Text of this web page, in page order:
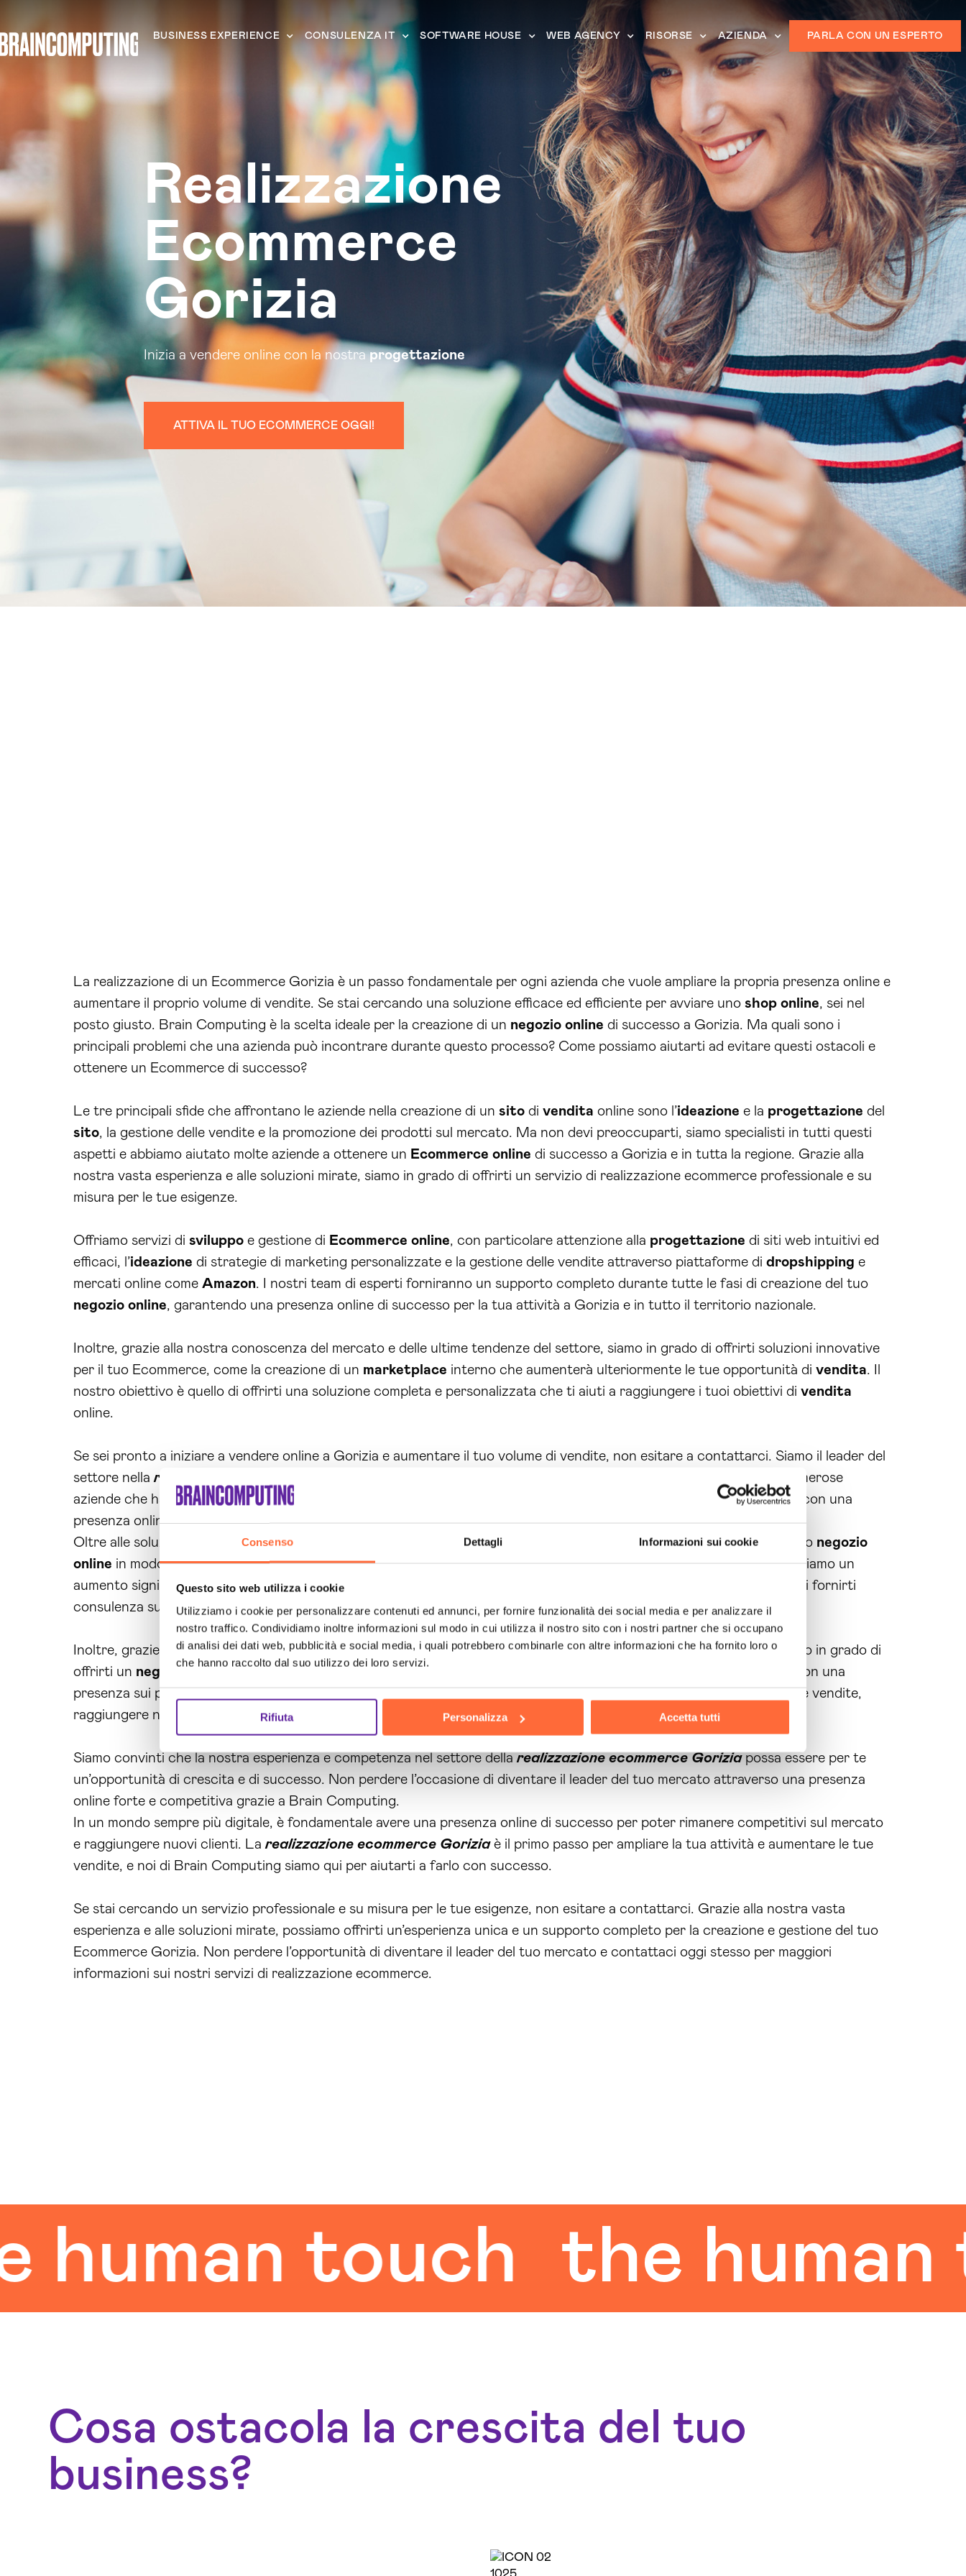
Consenso Dettagli Informazioni sui cookie
Questo sito web utilizza i cookie
Utilizziamo i cookie per personalizzare contenuti ed annunci, per fornire funzionalità dei social media e per analizzare il
nostro traffico. Condividiamo inoltre informazioni sul modo in cui utilizza il nostro sito con i nostri partner che si occupano
di analisi dei dati web, pubblicità e social media, i quali potrebbero combinarle con altre informazioni che ha fornito loro o
che hanno raccolto dal suo utilizzo dei loro servizi.
Rifiuta Personalizza Accetta tutti
BUSINESS EXPERIENCE CONSULENZA IT SOFTWARE HOUSE WEB AGENCY RISORSE AZIENDA PARLA CON UN ESPERTO
Realizzazione
Ecommerce
Gorizia
Inizia a vendere online con la nostraprogettazione
ATTIVA IL TUO ECOMMERCE OGGI!
La realizzazione di un Ecommerce Gorizia è un passo fondamentale per ogni azienda che vuole ampliare la propria presenza online e
aumentare il proprio volume di vendite. Se stai cercando una soluzione efficace ed efficiente per avviare uno shop online, sei nel
posto giusto. Brain Computing è la scelta ideale per la creazione di un negozio online di successo a Gorizia. Ma quali sono i
principali problemi che una azienda può incontrare durante questo processo? Come possiamo aiutarti ad evitare questi ostacoli e
ottenere un Ecommerce di successo?
Le tre principali sfide che affrontano le aziende nella creazione di un sito di vendita online sono l’ideazione e la progettazione del
sito, la gestione delle vendite e la promozione dei prodotti sul mercato. Ma non devi preoccuparti, siamo specialisti in tutti questi
aspetti e abbiamo aiutato molte aziende a ottenere un Ecommerce online di successo a Gorizia e in tutta la regione. Grazie alla
nostra vasta esperienza e alle soluzioni mirate, siamo in grado di offrirti un servizio di realizzazione ecommerce professionale e su
misura per le tue esigenze.
Offriamo servizi di sviluppo e gestione di Ecommerce online, con particolare attenzione alla progettazione di siti web intuitivi ed
efficaci, l’ideazione di strategie di marketing personalizzate e la gestione delle vendite attraverso piattaforme di dropshipping e
mercati online come Amazon. I nostri team di esperti forniranno un supporto completo durante tutte le fasi di creazione del tuo
negozio online, garantendo una presenza online di successo per la tua attività a Gorizia e in tutto il territorio nazionale.
Inoltre, grazie alla nostra conoscenza del mercato e delle ultime tendenze del settore, siamo in grado di offrirti soluzioni innovative
per il tuo Ecommerce, come la creazione di un marketplace interno che aumenterà ulteriormente le tue opportunità di vendita. Il
nostro obiettivo è quello di offrirti una soluzione completa e personalizzata che ti aiuti a raggiungere i tuoi obiettivi di vendita
online.
Se sei pronto a iniziare a vendere online a Gorizia e aumentare il tuo volume di vendite, non esitare a contattarci. Siamo il leader del
settore nellarealizzazione ecommerce Gorizia
e possiamo aiutarti a raggiungere il successo online. Unisciti alle numerose
aziende che hanno scelto Brain Computing come partner per il loro
e renditi competitivo sul mercato con una
presenza online di successo.
Oltre alle soluzioni di realizzazione ecommerce, ci impegnamo anche a fornire un servizio di supporto e gestione del tuo negozio
online in modo efficiente ed efficace. Grazie alle nostre strategie didropshippinge promozione dei prodotti, ti assicuriamo un
aumento significativo delle vendite e un’ottima gestione del tuo Ecommerce. Inoltre, la nostra esperienza ci permette di fornirti
consulenza su come ottimizzare la tua presenza online e come gestire al meglio le operazioni divendita.
Inoltre, grazie all’utilizzo di tecnologie all’avanguardia e a una costante ricerca delle ultime tendenze del mercato, siamo in grado di
offrirti un negozio online
altamente personalizzato e che si adatti perfettamente alle tue esigenze e alla tua attività. Con una
presenza sui principali canali di
online e una gestione efficace delle promozioni, ti aiutiamo ad aumentare le tue vendite,
raggiungere nuovi clienti e ampliare la tua attività a Gorizia e in altre città italiane.
Siamo convinti che la nostra esperienza e competenza nel settore dellarealizzazione ecommerce Goriziapossa essere per te
un’opportunità di crescita e di successo. Non perdere l’occasione di diventare il leader del tuo mercato attraverso una presenza
online forte e competitiva grazie a Brain Computing.
In un mondo sempre più digitale, è fondamentale avere una presenza online di successo per poter rimanere competitivi sul mercato
e raggiungere nuovi clienti. Larealizzazione ecommerce Goriziaè il primo passo per ampliare la tua attività e aumentare le tue
vendite, e noi di Brain Computing siamo qui per aiutarti a farlo con successo.
Se stai cercando un servizio professionale e su misura per le tue esigenze, non esitare a contattarci. Grazie alla nostra vasta
esperienza e alle soluzioni mirate, possiamo offrirti un’esperienza unica e un supporto completo per la creazione e gestione del tuo
Ecommerce Gorizia. Non perdere l’opportunità di diventare il leader del tuo mercato e contattaci oggi stesso per maggiori
informazioni sui nostri servizi di realizzazione ecommerce.
touch the human
Cosa ostacola la crescita del tuo
business?